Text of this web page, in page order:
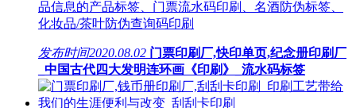
品信息的产品标签、门票流水码印刷、名酒防伪标签、
化妆品/茶叶防伪查询码印刷
发布时间2020.08.02 门票印刷厂,快印单页,纪念册印刷厂
_中国古代四大发明连环画《印刷》_流水码标签